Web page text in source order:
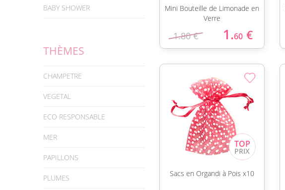
BABY SHOWER
THÈMES
CHAMPETRE
VEGETAL
ECO RESPONSABLE
MER
PAPILLONS
PLUMES
Mini Bouteille de Limonade en
Verre
1.80 € 1.60 €
Sacs en Organdi à Pois x10